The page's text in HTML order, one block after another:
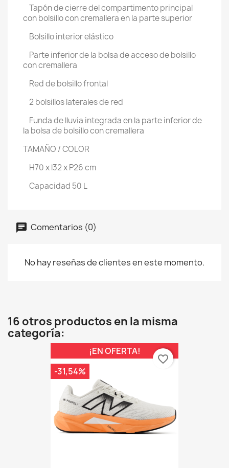
Tapón de cierre del compartimento principal
con bolsillo con cremallera en la parte superior
Bolsillo interior elástico
Parte inferior de la bolsa de acceso de bolsillo
con cremallera
Red de bolsillo frontal
2 bolsillos laterales de red
Funda de lluvia integrada en la parte inferior de
la bolsa de bolsillo con cremallera
TAMAÑO / COLOR
H70 x l32 x P26 cm
Capacidad 50 L
Comentarios (0)
No hay reseñas de clientes en este momento.
16 otros productos en la misma
categoría:
¡EN OFERTA!
-31,54%
favorite_border